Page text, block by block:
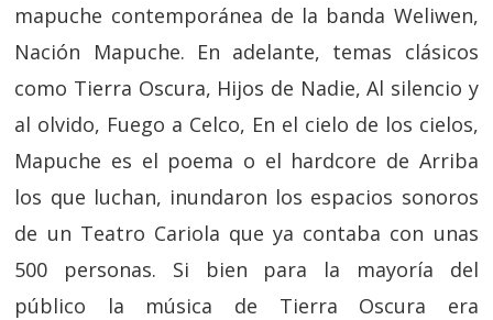
mapuche contemporánea de la banda Weliwen,
Nación Mapuche. En adelante, temas clásicos
como Tierra Oscura, Hijos de Nadie, Al silencio y
al olvido, Fuego a Celco, En el cielo de los cielos,
Mapuche es el poema o el hardcore de Arriba
los que luchan, inundaron los espacios sonoros
de un Teatro Cariola que ya contaba con unas
500 personas. Si bien para la mayoría del
público la música de Tierra Oscura era